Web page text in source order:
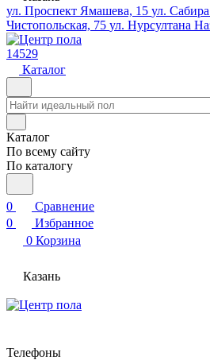
ул. Проспект Ямашева, 15 ул.
Чистопольская, 75 ул. Нурсултана
14529
Каталог
Каталог
По всему сайту
По каталогу
0
Сравнение
0
Избранное
0 Корзина
Казань
Телефоны